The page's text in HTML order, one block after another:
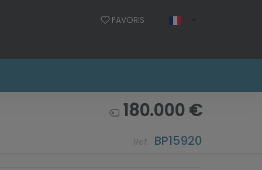
FAVORIS
180.000 €
Ref. BP15920